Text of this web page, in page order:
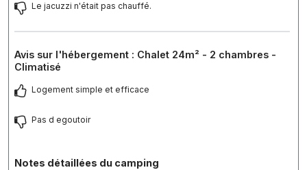
Le jacuzzi n'était pas chauffé.
Avis sur l'hébergement : Chalet 24m² - 2 chambres -
Climatisé
Logement simple et efficace
Pas d egoutoir
Notes détaillées du camping